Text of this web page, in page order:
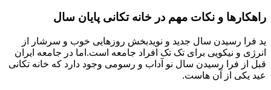
راهکارها و نکات مهم در خانه تکانی پایان سال
ید فرا رسیدن سال جدید و نویدبخش روزهایی خوب و سرشار از
انرژی و نیکویی برای تک تک افراد جامعه است.اما در جامعه ایران
قبل از فرا رسیدن سال نو آداب و رسومی وجود دارد که خانه تکانی
عید یکی از آن هاست.